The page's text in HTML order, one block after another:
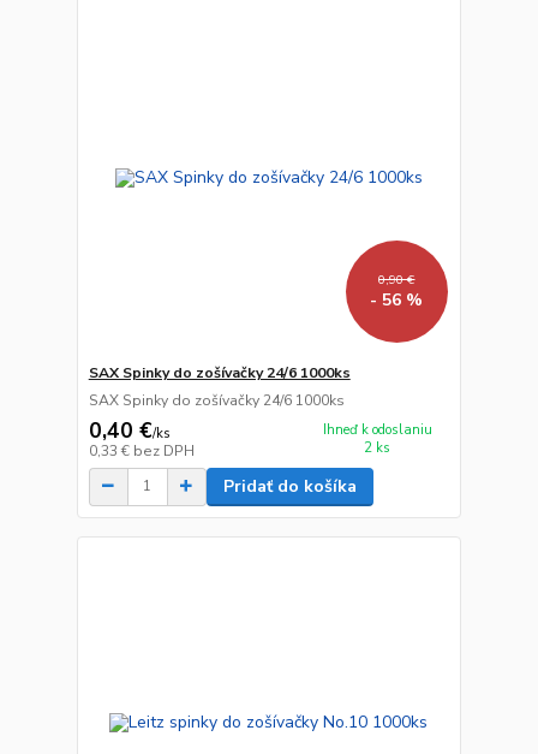
0,90 €
- 56 %
SAX Spinky do zošívačky 24/6 1000ks
SAX Spinky do zošívačky 24/6 1000ks
0,40 €/ks
0,33 € bez DPH
Ihneď k odoslaniu
2 ks
Pridať do košíka